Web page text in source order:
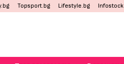
Topsport.bg Lifestyle.bg Infostock